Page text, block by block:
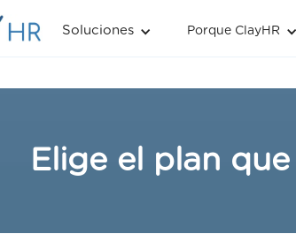
Soluciones Porque ClayHR
Elige el plan